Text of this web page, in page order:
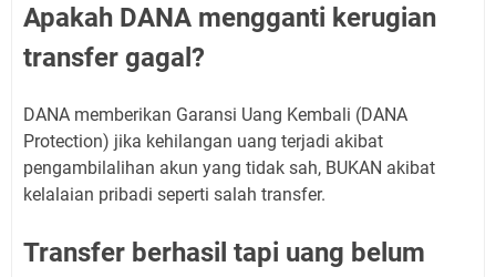
Apakah DANA mengganti kerugian
transfer gagal?
DANA memberikan Garansi Uang Kembali (DANA
Protection) jika kehilangan uang terjadi akibat
pengambilalihan akun yang tidak sah, BUKAN akibat
kelalaian pribadi seperti salah transfer.
Transfer berhasil tapi uang belum